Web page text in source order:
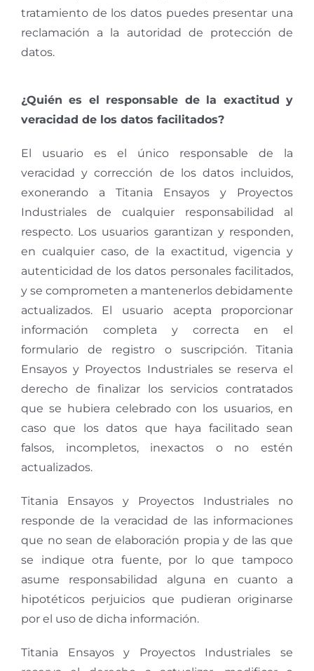
tratamiento de los datos puedes presentar una
reclamación a la autoridad de protección de
datos.
¿Quién es el responsable de la exactitud y
veracidad de los datos facilitados?
El usuario es el único responsable de la
veracidad y corrección de los datos incluidos,
exonerando a Titania Ensayos y Proyectos
Industriales de cualquier responsabilidad al
respecto. Los usuarios garantizan y responden,
en cualquier caso, de la exactitud, vigencia y
autenticidad de los datos personales facilitados,
y se comprometen a mantenerlos debidamente
actualizados. El usuario acepta proporcionar
información completa y correcta en el
formulario de registro o suscripción. Titania
Ensayos y Proyectos Industriales se reserva el
derecho de finalizar los servicios contratados
que se hubiera celebrado con los usuarios, en
caso que los datos que haya facilitado sean
falsos, incompletos, inexactos o no estén
actualizados.
Titania Ensayos y Proyectos Industriales no
responde de la veracidad de las informaciones
que no sean de elaboración propia y de las que
se indique otra fuente, por lo que tampoco
asume responsabilidad alguna en cuanto a
hipotéticos perjuicios que pudieran originarse
por el uso de dicha información.
Titania Ensayos y Proyectos Industriales se